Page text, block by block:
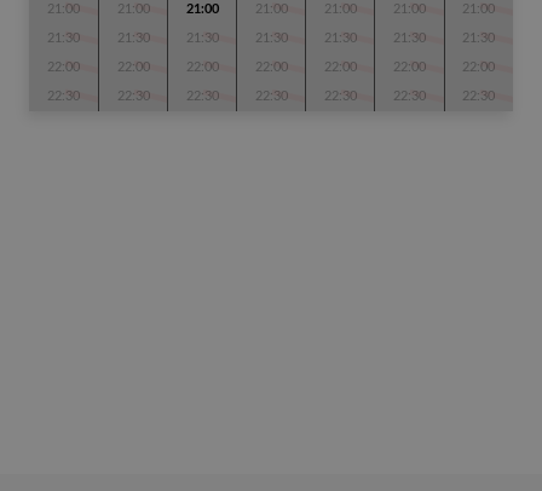
21:00
21:30
22:00
22:30
21:00
21:30
22:00
22:30
21:00
21:30
22:00
22:30
21:00
21:30
22:00
22:30
21:00
21:30
22:00
22:30
21:00
21:30
22:00
22:30
21:00
21:30
22:00
22:30